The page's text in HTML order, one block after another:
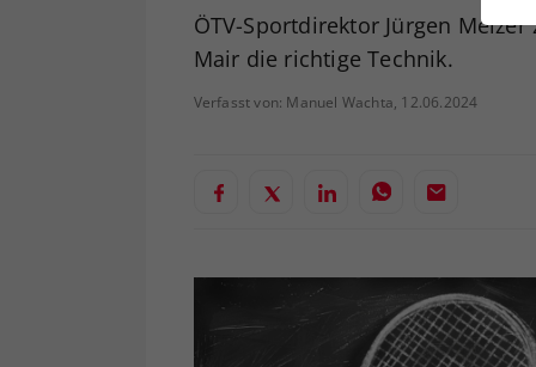
ÖTV-Sportdirektor Jürgen
Mair die richtige Technik.
Verfasst von: Manuel Wachta, 12.06.2024